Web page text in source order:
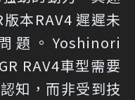
本RAV4 遲遲未
題。Yoshinori
RAV4車型需要
知，而非受到技